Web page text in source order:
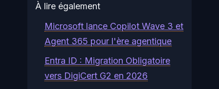
À lire également
Microsoft lance Copilot Wave 3 et
Agent 365 pour l'ère agentique
Entra ID : Migration Obligatoire
vers DigiCert G2 en 2026